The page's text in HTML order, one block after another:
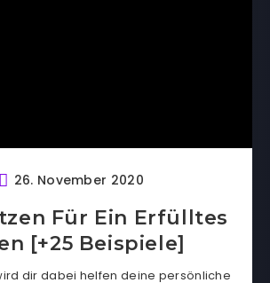
26. November 2020
Für Ein Erfülltes
[+25 Beispiele]
dir dabei helfen deine persönliche